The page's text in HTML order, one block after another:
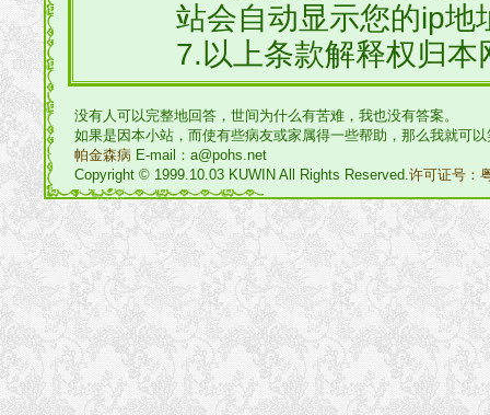
站会自动显示您的ip地
7.以上条款解释权归本
没有人可以完整地回答，世间为什么有苦难，我也没有答案。
如果是因本小站，而使有些病友或家属得一些帮助，那么我就可
帕金森病 E-mail：a@pohs.net
Copyright © 1999.10.03 KUWIN All Rights Reserved.许可证号：